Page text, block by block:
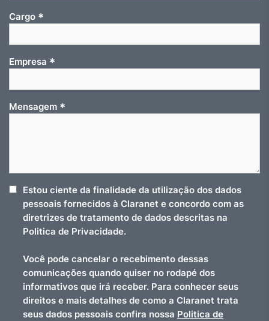
Cargo *
Empresa *
Mensagem *
Estou ciente da finalidade da utilização dos dados
pessoais fornecidos à Claranet e concordo com as
diretrizes de tratamento de dados descritas na
Politica de Privacidade.
Você pode cancelar o recebimento dessas
comunicações quando quiser no rodapé dos
informativos que irá receber. Para conhecer seus
direitos e mais detalhes de como a Claranet trata
seus dados pessoais confira nossa Politica de